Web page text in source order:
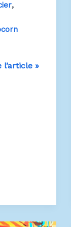
,
l’article »